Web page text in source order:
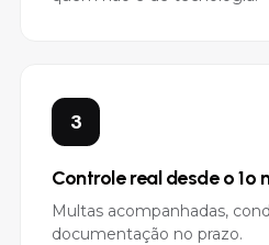
3
Controle real desde o 1º
Multas acompanhadas,
documentação no prazo.